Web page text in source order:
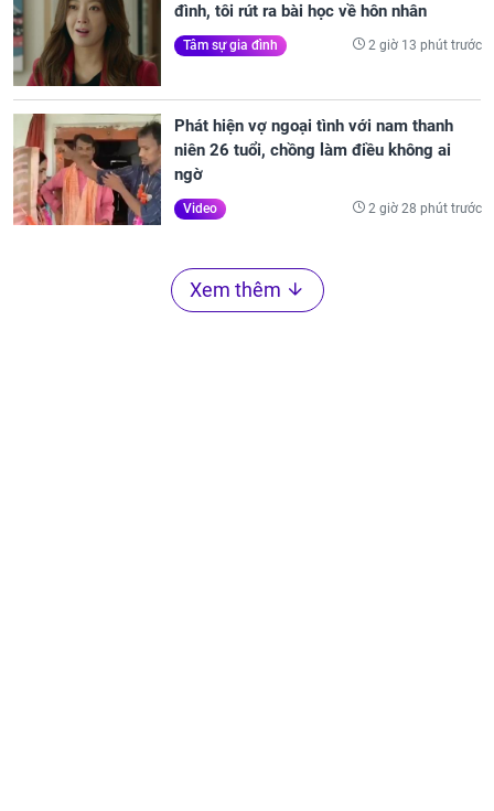
đình, tôi rút ra bài học về hôn nhân
Tâm sự gia đình 2 giờ 13 phút trước
Phát hiện vợ ngoại tình với nam thanh
niên 26 tuổi, chồng làm điều không ai
ngờ
Video 2 giờ 28 phút trước
Xem thêm